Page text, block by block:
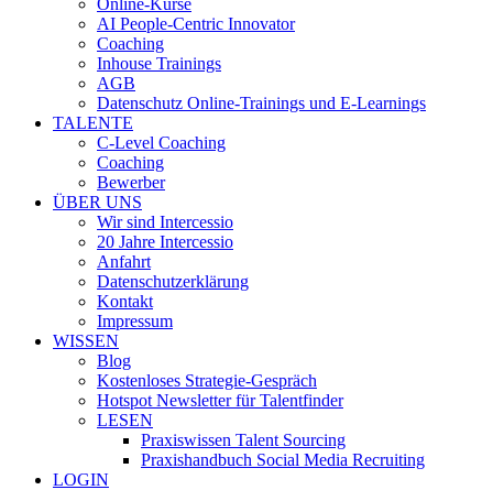
Online-Kurse
AI People-Centric Innovator
Coaching
Inhouse Trainings
AGB
Datenschutz Online-Trainings und E-Learnings
TALENTE
C-Level Coaching
Coaching
Bewerber
ÜBER UNS
Wir sind Intercessio
20 Jahre Intercessio
Anfahrt
Datenschutzerklärung
Kontakt
Impressum
WISSEN
Blog
Kostenloses Strategie-Gespräch
Hotspot Newsletter für Talentfinder
LESEN
Praxiswissen Talent Sourcing
Praxishandbuch Social Media Recruiting
LOGIN